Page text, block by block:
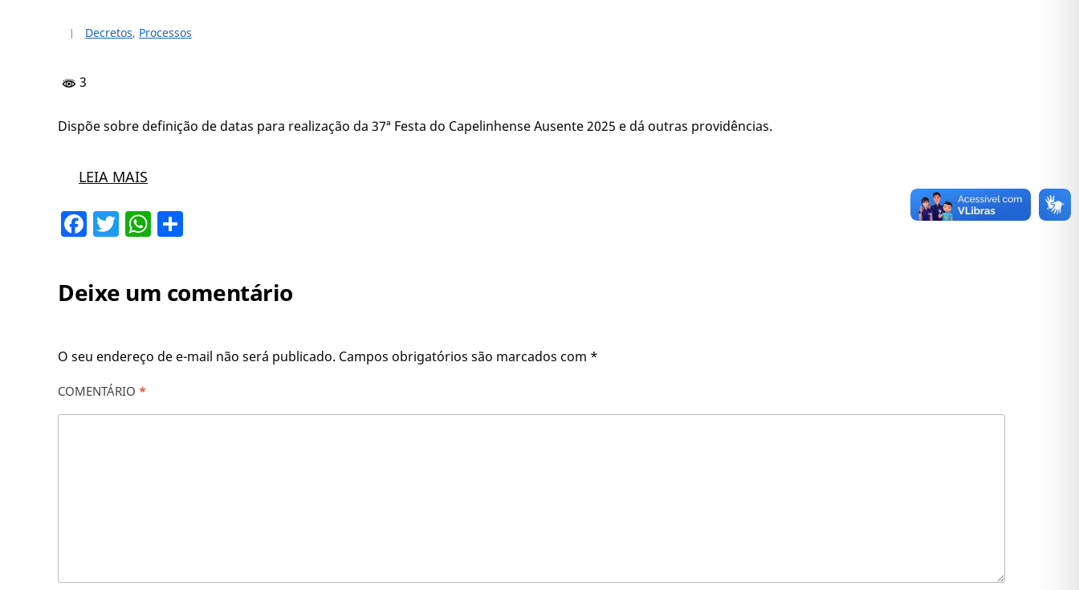
Decretos, Processos
3
Dispõe sobre definição de datas para realização da 37ª Festa do Capelinhense Ausente 2025 e dá outras providências.
LEIA MAIS
Facebook
TwitterWhatsApp
Deixe um comentário
O seu endereço de e-mail não será publicado. Campos obrigatórios são marcados com *
COMENTÁRIO *